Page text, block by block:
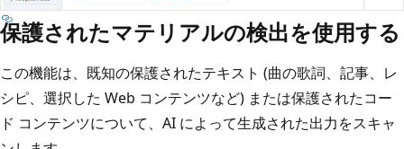
保護されたマテリアルの検出を使用する
この機能は、既知の保護されたテキスト (曲の歌詞、記事、レ
シピ、選択した Web コンテンツなど) または保護されたコー
ド コンテンツについて、AI によって生成された出力をスキャ